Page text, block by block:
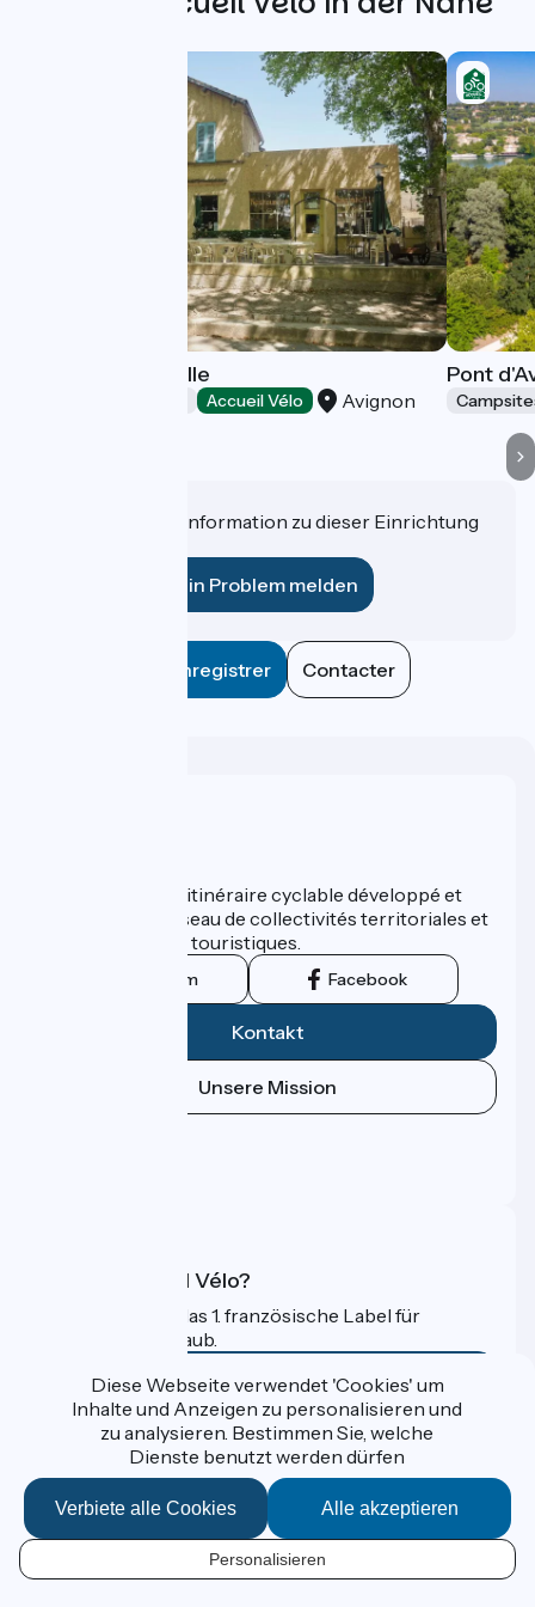
DE
Camping Bagatelle
Accueil Vélo Avignon
Pont
Haben Sie eine Information zu dieser Einrichtung
Ein Problem melden
Enregistrer Contacter
ViaRhôna est un itinéraire cyclable développé et
promu par un réseau de collectivités territoriales et
leurs institutions touristiques.
Instagram Facebook
Kontakt
Unsere Mission
Was ist Accueil Vélo?
Accueil Vélo ist das 1. französische Label für
Radfahrer im Urlaub.
Mehr erfahren
Gefördert im Rahmen von Destination France
Données personnelles
Espace Presse
Diese Webseite verwendet 'Cookies' um
Inhalte und Anzeigen zu personalisieren und
zu analysieren. Bestimmen Sie, welche
Dienste benutzt werden dürfen
Alle akzeptieren
Verbiete alle Cookies
Personalisieren